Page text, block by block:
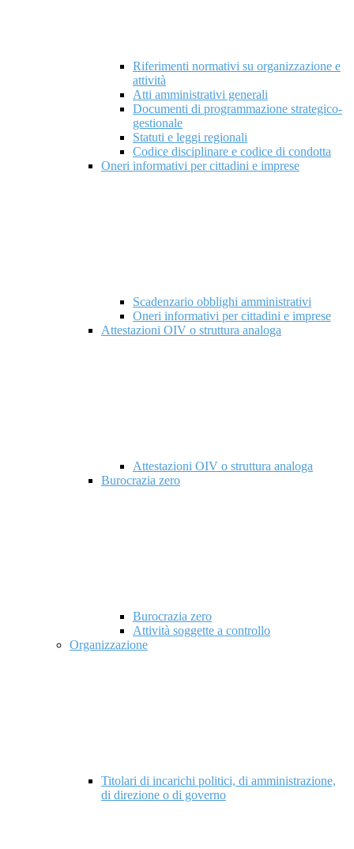
Riferimenti normativi su organizzazione e
attività
Atti amministrativi generali
Documenti di programmazione strategico-
gestionale
Statuti e leggi regionali
Codice disciplinare e codice di condotta
Oneri informativi per cittadini e imprese
Scadenzario obblighi amministrativi
Oneri informativi per cittadini e imprese
Attestazioni OIV o struttura analoga
Attestazioni OIV o struttura analoga
Burocrazia zero
Burocrazia zero
Attività soggette a controllo
Organizzazione
Titolari di incarichi politici, di amministrazione,
di direzione o di governo